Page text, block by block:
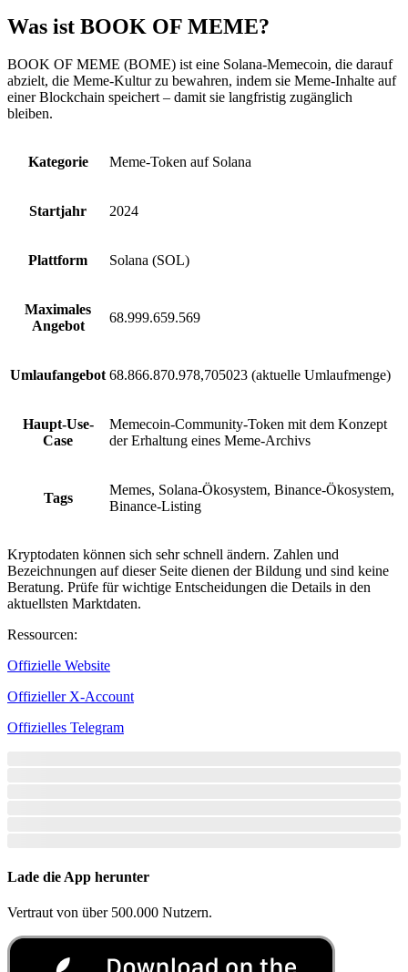
Was ist BOOK OF MEME?
BOOK OF MEME (BOME) ist eine Solana-Memecoin, die darauf
abzielt, die Meme-Kultur zu bewahren, indem sie Meme-Inhalte auf
einer Blockchain speichert – damit sie langfristig zugänglich
bleiben.
Kategorie Meme-Token auf Solana
Startjahr 2024
Plattform Solana (SOL)
Maximales
Angebot
68.999.659.569
Umlaufangebot 68.866.870.978,705023 (aktuelle Umlaufmenge)
Haupt-Use-
Case
Memecoin-Community-Token mit dem Konzept
der Erhaltung eines Meme-Archivs
Tags
Memes, Solana-Ökosystem, Binance-Ökosystem,
Binance-Listing
Kryptodaten können sich sehr schnell ändern. Zahlen und
Bezeichnungen auf dieser Seite dienen der Bildung und sind keine
Beratung. Prüfe für wichtige Entscheidungen die Details in den
aktuellsten Marktdaten.
Ressourcen:
Offizielle Website
Offizieller X-Account
Offizielles Telegram
Lade die App herunter
Vertraut von über 500.000 Nutzern.